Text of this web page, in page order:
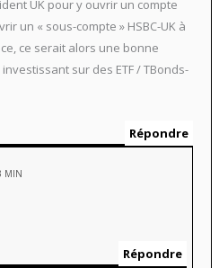
UK pour y ouvrir un compte
un « sous-compte » HSBC-UK à
ce serait alors une bonne
sur des ETF / TBonds-
Répondre
MIN
Répondre